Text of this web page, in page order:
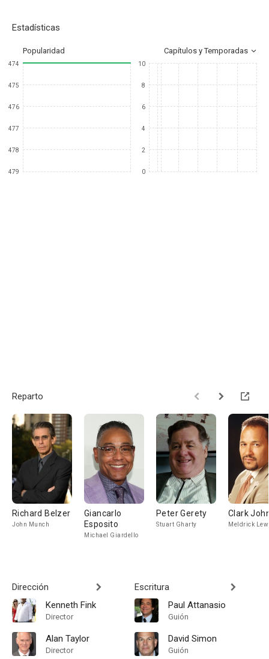
Estadísticas
Popularidad Capítulos y Temporadas
474
475
476
477
478
479
10
8
6
4
2
0
Reparto
Richard Belzer
John Munch
Giancarlo
Esposito
Michael Giardello
Peter Gerety
Stuart Gharty
Clark
Meldrick
Dirección
Kenneth Fink
Director
Alan Taylor
Director
Escritura
Paul Attanasio
Guión
David Simon
Guión